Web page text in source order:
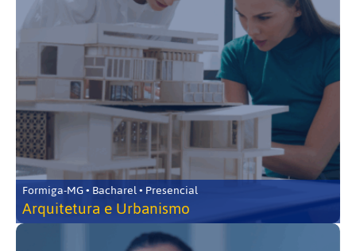
Formiga-MG • Bacharel • Presencial
Arquitetura e Urbanismo